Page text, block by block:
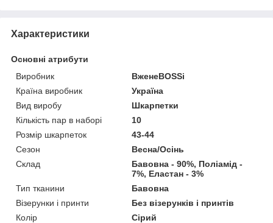
Характеристики
Основні атрибути
Виробник
ВженеBOSSі
Країна виробник
Україна
Вид виробу
Шкарпетки
Кількість пар в наборі
10
Розмір шкарпеток
43-44
Сезон
Весна/Осінь
Склад
Бавовна - 90%, Поліамід -
7%, Еластан - 3%
Тип тканини
Бавовна
Візерунки і принти
Без візерунків і принтів
Колір
Сірий